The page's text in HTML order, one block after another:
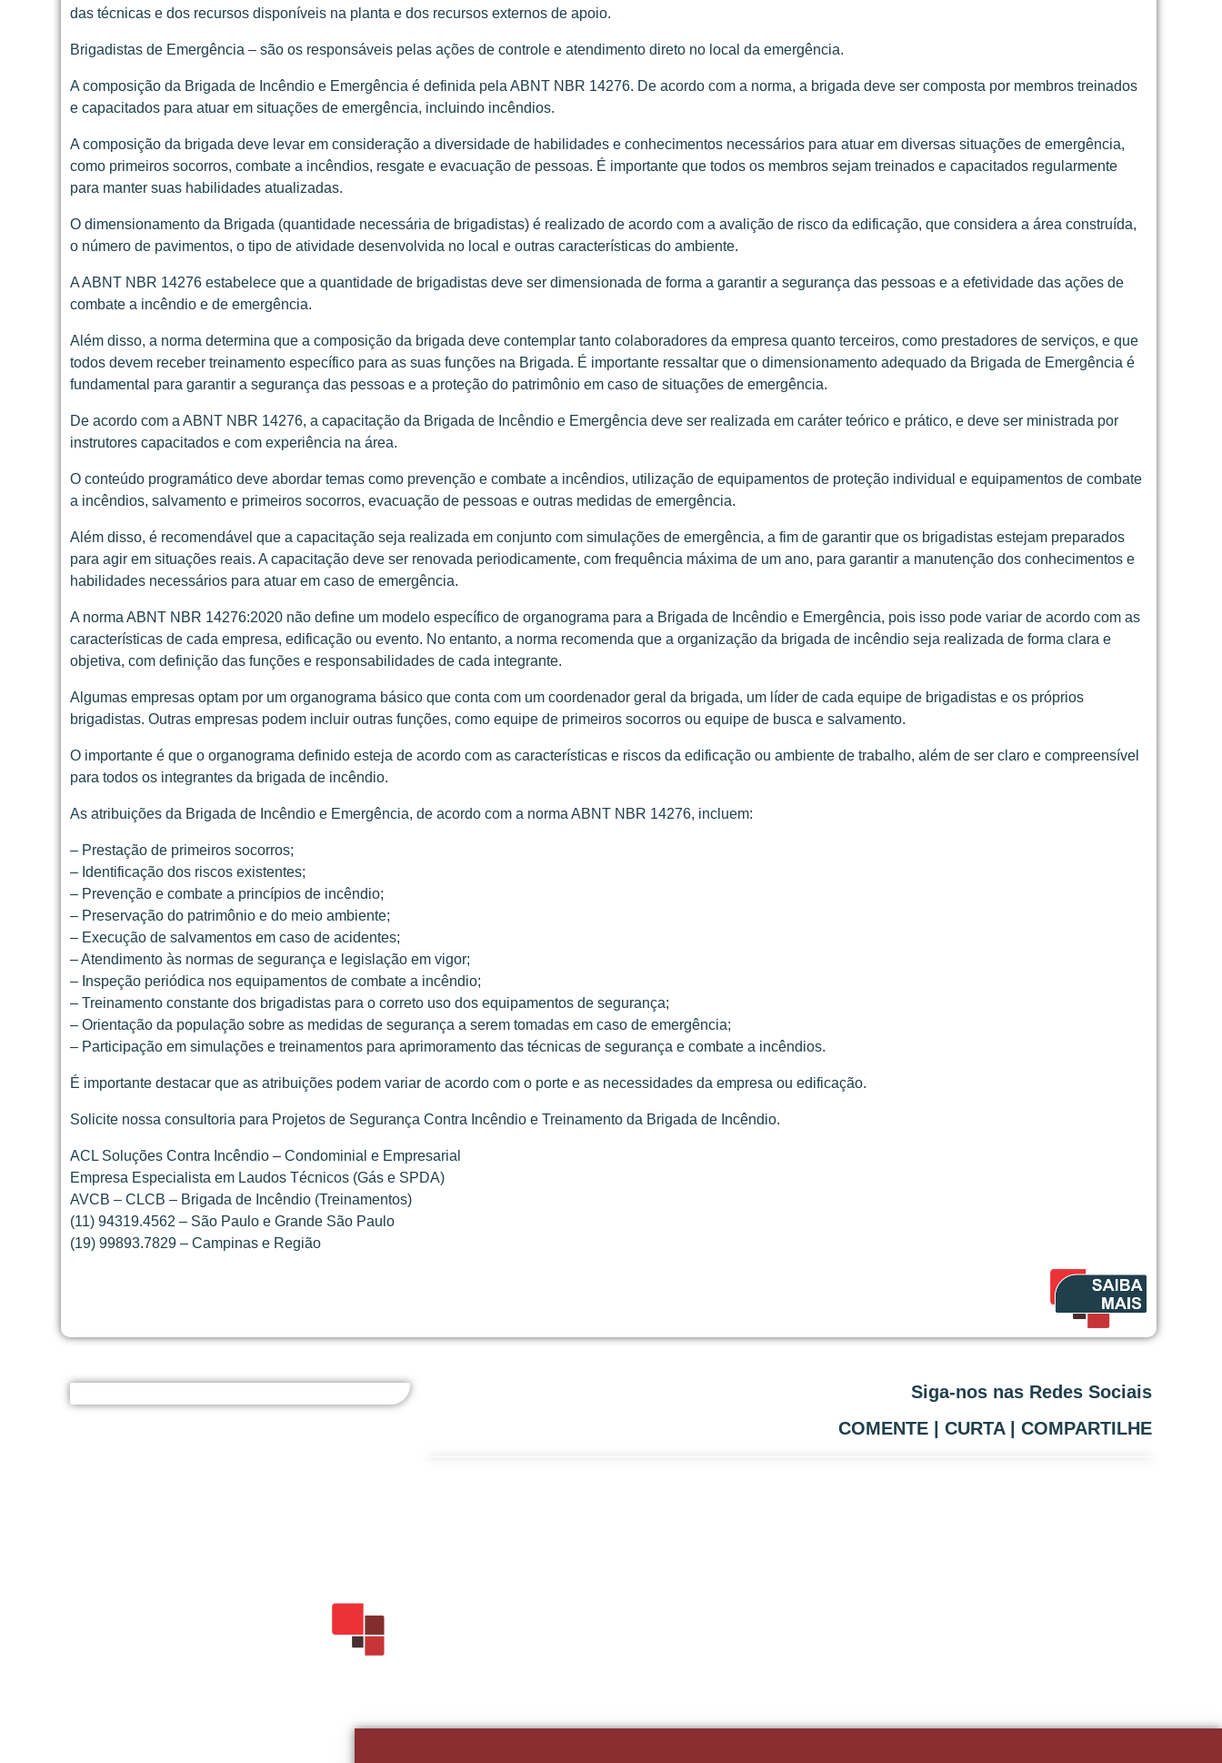
das técnicas e dos recursos disponíveis na planta e dos recursos externos de apoio.
Brigadistas de Emergência – são os responsáveis pelas ações de controle e atendimento direto no local da emergência.
A composição da Brigada de Incêndio e Emergência é definida pela ABNT NBR 14276. De acordo com a norma, a brigada deve ser composta por membros treinados
e capacitados para atuar em situações de emergência, incluindo incêndios.
A composição da brigada deve levar em consideração a diversidade de habilidades e conhecimentos necessários para atuar em diversas situações de emergência,
como primeiros socorros, combate a incêndios, resgate e evacuação de pessoas. É importante que todos os membros sejam treinados e capacitados regularmente
para manter suas habilidades atualizadas.
O dimensionamento da Brigada (quantidade necessária de brigadistas) é realizado de acordo com a avalição de risco da edificação, que considera a área construída,
o número de pavimentos, o tipo de atividade desenvolvida no local e outras características do ambiente.
A ABNT NBR 14276 estabelece que a quantidade de brigadistas deve ser dimensionada de forma a garantir a segurança das pessoas e a efetividade das ações de
combate a incêndio e de emergência.
Além disso, a norma determina que a composição da brigada deve contemplar tanto colaboradores da empresa quanto terceiros, como prestadores de serviços, e que
todos devem receber treinamento específico para as suas funções na Brigada. É importante ressaltar que o dimensionamento adequado da Brigada de Emergência é
fundamental para garantir a segurança das pessoas e a proteção do patrimônio em caso de situações de emergência.
De acordo com a ABNT NBR 14276, a capacitação da Brigada de Incêndio e Emergência deve ser realizada em caráter teórico e prático, e deve ser ministrada por
instrutores capacitados e com experiência na área.
O conteúdo programático deve abordar temas como prevenção e combate a incêndios, utilização de equipamentos de proteção individual e equipamentos de combate
a incêndios, salvamento e primeiros socorros, evacuação de pessoas e outras medidas de emergência.
Além disso, é recomendável que a capacitação seja realizada em conjunto com simulações de emergência, a fim de garantir que os brigadistas estejam preparados
para agir em situações reais. A capacitação deve ser renovada periodicamente, com frequência máxima de um ano, para garantir a manutenção dos conhecimentos e
habilidades necessários para atuar em caso de emergência.
A norma ABNT NBR 14276:2020 não define um modelo específico de organograma para a Brigada de Incêndio e Emergência, pois isso pode variar de acordo com as
características de cada empresa, edificação ou evento. No entanto, a norma recomenda que a organização da brigada de incêndio seja realizada de forma clara e
objetiva, com definição das funções e responsabilidades de cada integrante.
Algumas empresas optam por um organograma básico que conta com um coordenador geral da brigada, um líder de cada equipe de brigadistas e os próprios
brigadistas. Outras empresas podem incluir outras funções, como equipe de primeiros socorros ou equipe de busca e salvamento.
O importante é que o organograma definido esteja de acordo com as características e riscos da edificação ou ambiente de trabalho, além de ser claro e compreensível
para todos os integrantes da brigada de incêndio.
As atribuições da Brigada de Incêndio e Emergência, de acordo com a norma ABNT NBR 14276, incluem:
– Prestação de primeiros socorros;
– Identificação dos riscos existentes;
– Prevenção e combate a princípios de incêndio;
– Preservação do patrimônio e do meio ambiente;
– Execução de salvamentos em caso de acidentes;
– Atendimento às normas de segurança e legislação em vigor;
– Inspeção periódica nos equipamentos de combate a incêndio;
– Treinamento constante dos brigadistas para o correto uso dos equipamentos de segurança;
– Orientação da população sobre as medidas de segurança a serem tomadas em caso de emergência;
– Participação em simulações e treinamentos para aprimoramento das técnicas de segurança e combate a incêndios.
É importante destacar que as atribuições podem variar de acordo com o porte e as necessidades da empresa ou edificação.
Solicite nossa consultoria para Projetos de Segurança Contra Incêndio e Treinamento da Brigada de Incêndio.
ACL Soluções Contra Incêndio – Condominial e Empresarial
Empresa Especialista em Laudos Técnicos (Gás e SPDA)
AVCB – CLCB – Brigada de Incêndio (Treinamentos)
(11) 94319.4562 – São Paulo e Grande São Paulo
(19) 99893.7829 – Campinas e Região
Siga-nos nas Redes Sociais
COMENTE | CURTA | COMPARTILHE